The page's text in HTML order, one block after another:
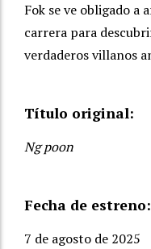
Fok se ve obligado a
carrera para
verdaderos villanos
Título original:
Ng poon
Fecha de estreno:
7 de agosto de 2025